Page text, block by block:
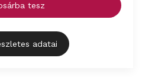
tesz
adatai